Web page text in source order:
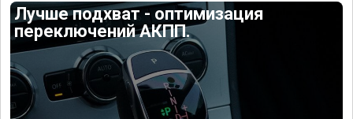
Лучше подхват - оптимизация
переключений АКПП.